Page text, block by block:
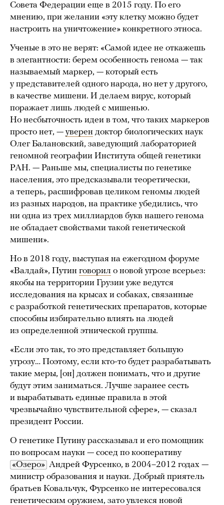
Совета Федерации еще в 2015 году. По его
мнению, при желании «эту клетку можно будет
настроить на уничтожение» конкретного этноса.
Ученые в это не верят: «Самой идее не откажешь
в элегантности: берем особенность генома — так
называемый маркер, — который есть
у представителей одного народа, но нет у другого,
в качестве мишени. И делаем вирус, который
поражает лишь людей с мишенью.
Но несбыточность идеи в том, что таких маркеров
просто нет, — уверен доктор биологических наук
Олег Балановский, заведующий лабораторией
геномной географии Института общей генетики
РАН. — Раньше мы, специалисты по генетике
населения, это предсказывали теоретически,
а теперь, расшифровав целиком геномы людей
из разных народов, на практике убедились, что
ни одна из трех миллиардов букв нашего генома
не обладает свойствами такой генетической
мишени».
Но в 2018 году, выступая на ежегодном форуме
«Валдай», Путин говорил о новой угрозе всерьез:
якобы на территории Грузии уже ведутся
исследования на крысах и собаках, связанные
с разработкой генетических препаратов, которые
способны избирательно влиять на людей
из определенной этнической группы.
«Если это так, то это представляет большую
угрозу… Поэтому, если кто-то будет разрабатывать
такие меры, [он] должен понимать, что и другие
будут этим заниматься. Лучше заранее сесть
и вырабатывать единые правила в этой
чрезвычайно чувствительной сфере», — сказал
президент России.
О генетике Путину рассказывал и его помощник
по вопросам науки — сосед по кооперативу
«Озеро» Андрей Фурсенко, в 2004–2012 годах —
министр образования и науки. Добрый приятель
братьев Ковальчук, Фурсенко не интересовался
генетическим оружием, зато увлекся новой